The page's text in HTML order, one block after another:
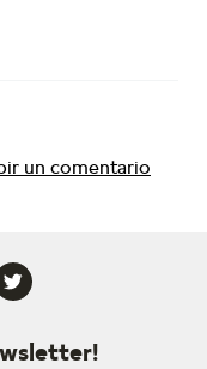
un comentario